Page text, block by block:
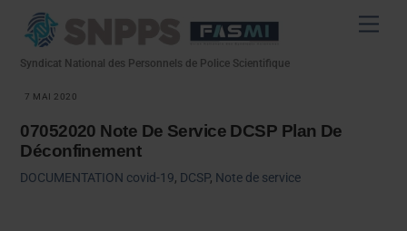
Syndicat National des Personnels de Police Scientifique
7 MAI 2020
07052020 Note De Service DCSP Plan De
Déconfinement
DOCUMENTATION covid-19, DCSP, Note de service